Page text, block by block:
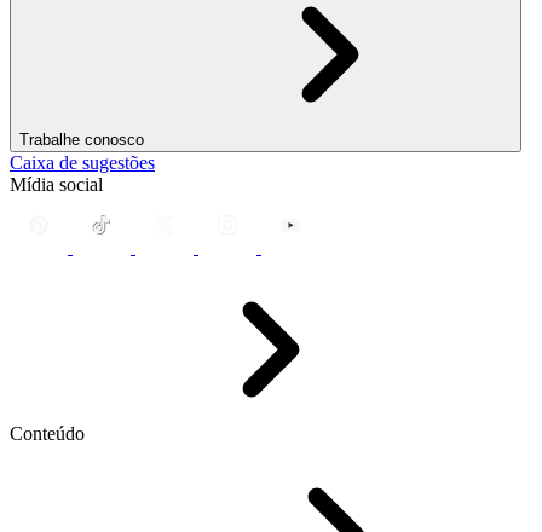
Trabalhe conosco
Caixa de sugestões
Mídia social
Conteúdo